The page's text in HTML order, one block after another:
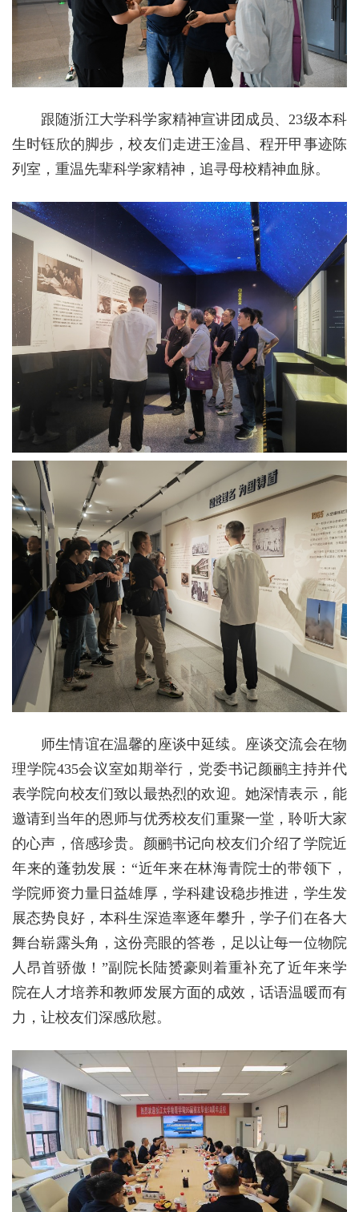
跟随浙江大学科学家精神宣讲团成员、23级本科
生时钰欣的脚步，校友们走进王淦昌、程开甲事迹陈
列室，重温先辈科学家精神，追寻母校精神血脉。
师生情谊在温馨的座谈中延续。座谈交流会在物
理学院435会议室如期举行，党委书记颜鹂主持并代
表学院向校友们致以最热烈的欢迎。她深情表示，能
邀请到当年的恩师与优秀校友们重聚一堂，聆听大家
的心声，倍感珍贵。颜鹂书记向校友们介绍了学院近
年来的蓬勃发展：“近年来在林海青院士的带领下，
学院师资力量日益雄厚，学科建设稳步推进，学生发
展态势良好，本科生深造率逐年攀升，学子们在各大
舞台崭露头角，这份亮眼的答卷，足以让每一位物院
人昂首骄傲！”副院长陆赟豪则着重补充了近年来学
院在人才培养和教师发展方面的成效，话语温暖而有
力，让校友们深感欣慰。